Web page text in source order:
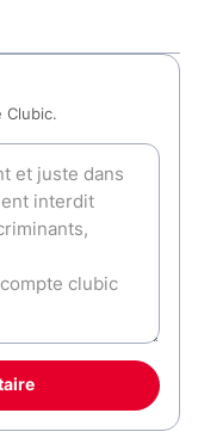
Clubic.